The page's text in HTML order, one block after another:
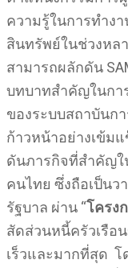
ความรู้ในการทำง
สินทรัพย์ในช่วงหล
สามารถผลักดัน
บทบาทสำคัญในก
ของระบบสถาบันกา
ก้าวหน้าอย่างเข้ม
ดันภารกิจที่สำคัญใ
คนไทย ซึ่งถือเป็น
รัฐบาล ผ่าน “โครง
สัดส่วนหนี้ครัวเรือ
เร็วและมากที่สุด โ